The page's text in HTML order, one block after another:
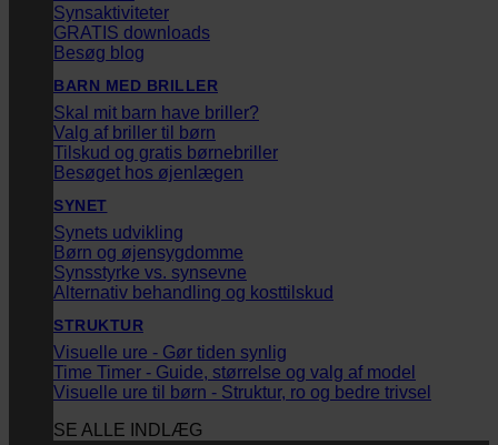
Synsaktiviteter
GRATIS downloads
Besøg blog
BARN MED BRILLER
Skal mit barn have briller?
Valg af briller til børn
Tilskud og gratis børnebriller
Besøget hos øjenlægen
SYNET
Synets udvikling
Børn og øjensygdomme
Synsstyrke vs. synsevne
Alternativ behandling og kosttilskud
STRUKTUR
Visuelle ure - Gør tiden synlig
Time Timer - Guide, størrelse og valg af model
Visuelle ure til børn - Struktur, ro og bedre trivsel
SE ALLE INDLÆG